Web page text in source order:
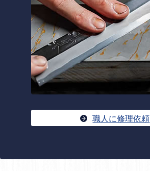
職人に修理依頼